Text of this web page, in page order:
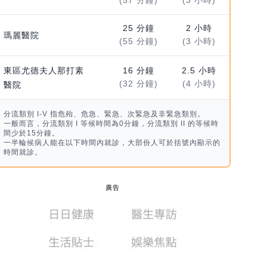
瑪麗醫院
25 分鐘
(55 分鐘)
2 小時
(3 小時)
東區尤德夫人那打素
醫院
16 分鐘
(32 分鐘)
2.5 小時
(4 小時)
分流類別 I-V 指危殆、危急、緊急、次緊急及非緊急類別。
一般而言，分流類別 I 等候時間為0分鐘，分流類別 II 的等候時
間少於15分鐘。
一半輪候病人能在以下時間內就診，大部份人可於括號內顯示的
時間就診。
廣告